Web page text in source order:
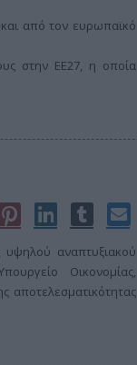
από τον ευρωπαϊκό
στην ΕΕ27, η οποία
υψηλού αναπτυξιακού
Οικονομίας,
αποτελεσματικότητας